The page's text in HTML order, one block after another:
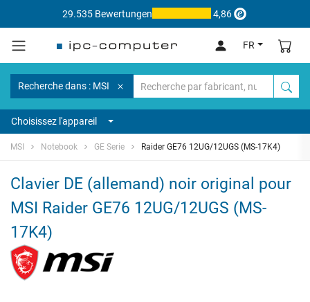
29.535 Bewertungen 4,86
FR
Recherche dans : MSI
Choisissez l'appareil
MSI Notebook GE Serie Raider GE76 12UG/12UGS (MS-17K4)
Clavier DE (allemand) noir original pour
MSI Raider GE76 12UG/12UGS (MS-
17K4)